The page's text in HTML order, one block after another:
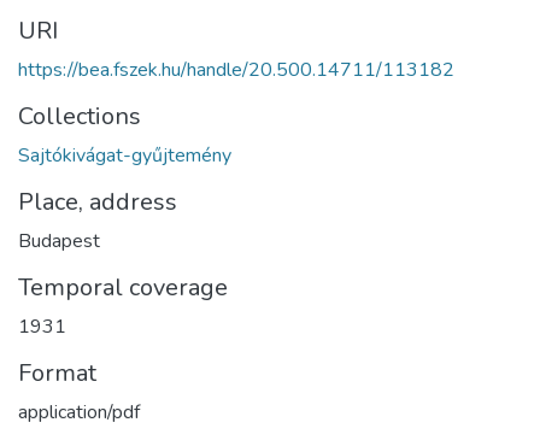
URI
https://bea.fszek.hu/handle/20.500.14711/113182
Collections
Sajtókivágat-gyűjtemény
Place, address
Budapest
Temporal coverage
1931
Format
application/pdf